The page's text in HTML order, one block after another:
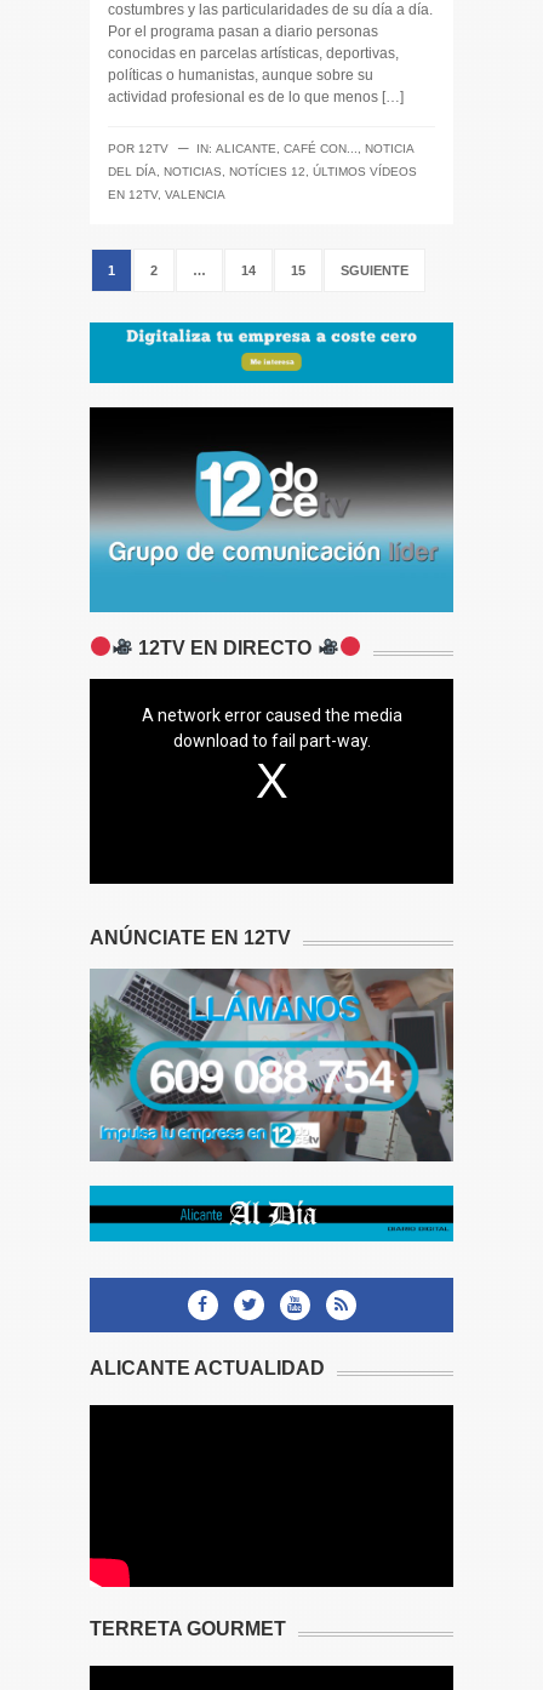
costumbres y las particularidades de su día a día.
Por el programa pasan a diario personas
conocidas en parcelas artísticas, deportivas,
políticas o humanistas, aunque sobre su
actividad profesional es de lo que menos […]
POR 12TV ─ IN: ALICANTE CAFÉ CON...
NOTICIA
DEL DÍA
NOTICIAS NOTÍCIES 12
ÚLTIMOS VÍDEOS
EN 12TV, VALENCIA
1 2 … 14 15 SGUIENTE
12TV EN DIRECTO
A network error caused the media
download to fail part-way.
ANÚNCIATE EN 12TV
ALICANTE ACTUALIDAD
TERRETA GOURMET